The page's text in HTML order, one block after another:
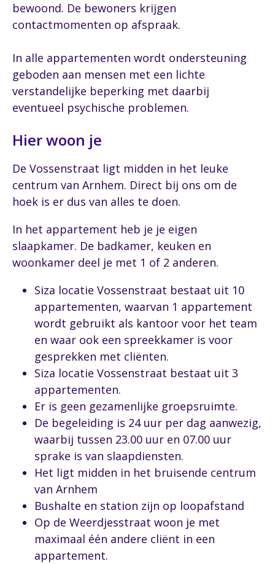
bewoond. De bewoners krijgen
contactmomenten op afspraak.
In alle appartementen wordt ondersteuning
geboden aan mensen met een lichte
verstandelijke beperking met daarbij
eventueel psychische problemen.
Hier woon je
De Vossenstraat ligt midden in het leuke
centrum van Arnhem. Direct bij ons om de
hoek is er dus van alles te doen.
In het appartement heb je je eigen
slaapkamer. De badkamer, keuken en
woonkamer deel je met 1 of 2 anderen.
Siza locatie Vossenstraat bestaat uit 10
appartementen, waarvan 1 appartement
wordt gebruikt als kantoor voor het team
en waar ook een spreekkamer is voor
gesprekken met cliënten.
Siza locatie Vossenstraat bestaat uit 3
appartementen.
Er is geen gezamenlijke groepsruimte.
De begeleiding is 24 uur per dag aanwezig,
waarbij tussen 23.00 uur en 07.00 uur
sprake is van slaapdiensten.
Het ligt midden in het bruisende centrum
van Arnhem
Bushalte en station zijn op loopafstand
Op de Weerdjesstraat woon je met
maximaal één andere cliënt in een
appartement.